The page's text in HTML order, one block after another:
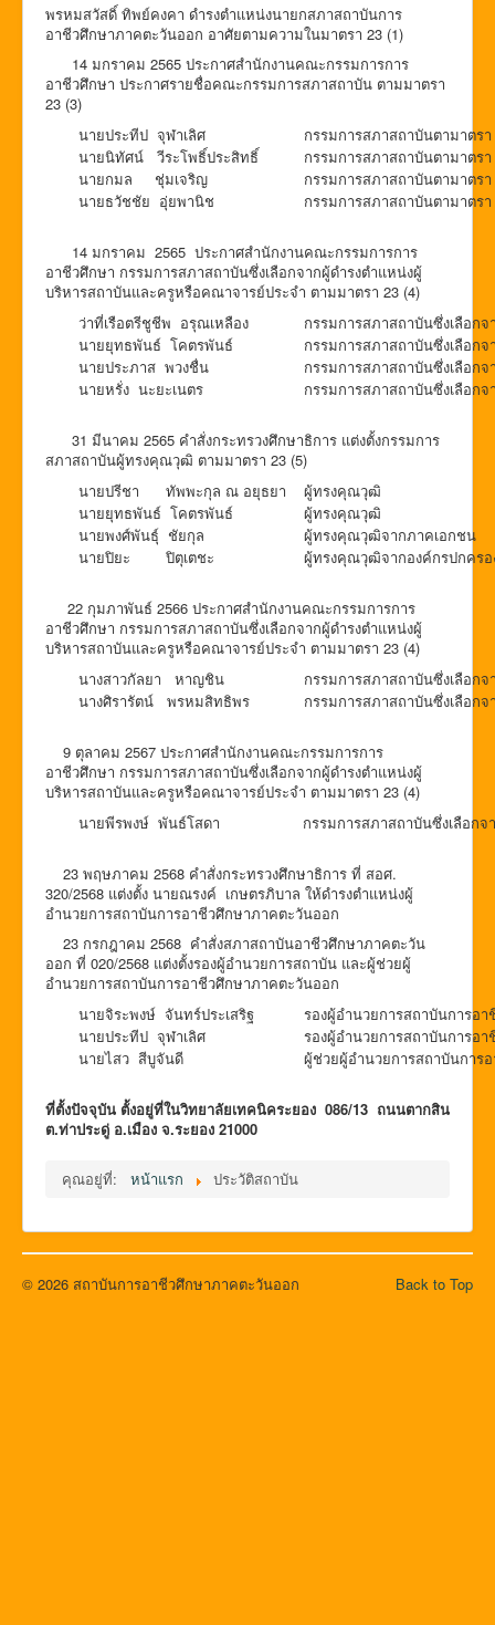
พรหมสวัสดิ์ ทิพย์คงคา ดำรงตำแหน่งนายกสภาสถาบันการ
อาชีวศึกษาภาคตะวันออก อาศัยตามความในมาตรา 23 (1)
14 มกราคม 2565 ประกาศสำนักงานคณะกรรมการการ
อาชีวศึกษา ประกาศรายชื่อคณะกรรมการสภาสถาบัน ตามมาตรา
23 (3)
นายประทีป จุฬาเลิศ
กรรมการสภาสถาบันตามาตรา
นายนิทัศน์ วีระโพธิ์ประสิทธิ์
กรรมการสภาสถาบันตามาตรา
นายกมล ชุ่มเจริญ
กรรมการสภาสถาบันตามาตรา
นายธวัชชัย อุ่ยพานิช
กรรมการสภาสถาบันตามาตรา
14 มกราคม 2565 ประกาศสำนักงานคณะกรรมการการ
อาชีวศึกษา กรรมการสภาสถาบันซึ่งเลือกจากผู้ดำรงตำแหน่งผู้
บริหารสถาบันและครูหรือคณาจารย์ประจำ ตามมาตรา 23 (4)
ว่าที่เรือตรีชูชีพ อรุณเหลือง
กรรมการสภาสถาบันซึ่งเลือกจ
นายยุทธพันธ์ โคตรพันธ์
กรรมการสภาสถาบันซึ่งเลือกจ
นายประภาส พวงชื่น
กรรมการสภาสถาบันซึ่งเลือก
นายหรั่ง นะยะเนตร
กรรมการสภาสถาบันซึ่งเลือก
31 มีนาคม 2565 คำสั่งกระทรวงศึกษาธิการ แต่งตั้งกรรมการ
สภาสถาบันผู้ทรงคุณวุฒิ ตามมาตรา 23 (5)
นายปรีชา ทัพพะกุล ณ อยุธยา
ผู้ทรงคุณวุฒิ
นายยุทธพันธ์ โคตรพันธ์
ผู้ทรงคุณวุฒิ
นายพงศ์พันธุ์ ชัยกุล
ผู้ทรงคุณวุฒิจากภาคเอกชน
นายปิยะ ปิตุเตชะ
ผู้ทรงคุณวุฒิจากองค์กรปกคร
22 กุมภาพันธ์ 2566 ประกาศสำนักงานคณะกรรมการการ
อาชีวศึกษา กรรมการสภาสถาบันซึ่งเลือกจากผู้ดำรงตำแหน่งผู้
บริหารสถาบันและครูหรือคณาจารย์ประจำ ตามมาตรา 23 (4)
นางสาวกัลยา หาญชิน
กรรมการสภาสถาบันซึ่งเลือก
นางศิรารัตน์ พรหมสิทธิพร
กรรมการสภาสถาบันซึ่งเลือก
9 ตุลาคม 2567 ประกาศสำนักงานคณะกรรมการการ
อาชีวศึกษา กรรมการสภาสถาบันซึ่งเลือกจากผู้ดำรงตำแหน่งผู้
บริหารสถาบันและครูหรือคณาจารย์ประจำ ตามมาตรา 23 (4)
นายพีรพงษ์ พันธ์โสดา
กรรมการสภาสถาบันซึ่งเลือก
23 พฤษภาคม 2568 คำสั่งกระทรวงศึกษาธิการ ที่ สอศ.
320/2568 แต่งตั้ง นายณรงค์ เกษตรภิบาล ให้ดำรงตำแหน่งผู้
อำนวยการสถาบันการอาชีวศึกษาภาคตะวันออก
23 กรกฎาคม 2568 คำสั่งสภาสถาบันอาชีวศึกษาภาคตะวัน
ออก ที่ 020/2568 แต่งตั้งรองผู้อำนวยการสถาบัน และผู้ช่วยผู้
อำนวยการสถาบันการอาชีวศึกษาภาคตะวันออก
นายจิระพงษ์ จันทร์ประเสริฐ
รองผู้อำนวยการสถาบันการอ
นายประทีป จุฬาเลิศ
รองผู้อำนวยการสถาบันการอ
นายไสว สีบูจันดี
ผู้ช่วยผู้อำนวยการสถาบันการ
ที่ตั้งปัจจุบัน ตั้งอยู่ที่ในวิทยาลัยเทคนิคระยอง 086/13 ถนนตากสิน
ต.ท่าประดู่ อ.เมือง จ.ระยอง 21000
คุณอยู่ที่: หน้าแรก ประวัติสถาบัน
Back to Top
© 2026 สถาบันการอาชีวศึกษาภาคตะวันออก